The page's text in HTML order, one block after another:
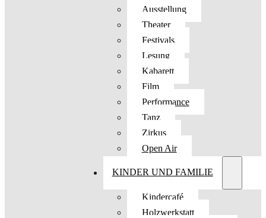
Ausstellung
Theater
Festivals
Lesung
Kabarett
Film
Performance
Tanz
Zirkus
Open Air
KINDER UND FAMILIE
Kindercafé
Holzwerkstatt